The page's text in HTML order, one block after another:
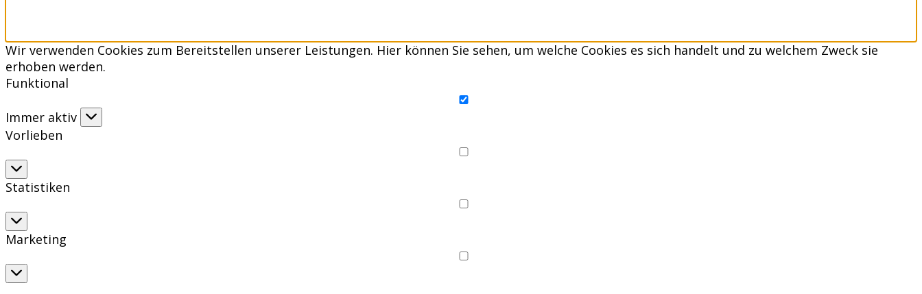
Wir verwenden Cookies zum Bereitstellen unserer Leistungen. Hier können Sie sehen, um welche Cookies es sich handelt und zu welchem Zweck sie
erhoben werden.
Funktional
Funktional
Immer aktiv
Vorlieben
Vorlieben
Statistiken
Statistiken
Marketing
Marketing